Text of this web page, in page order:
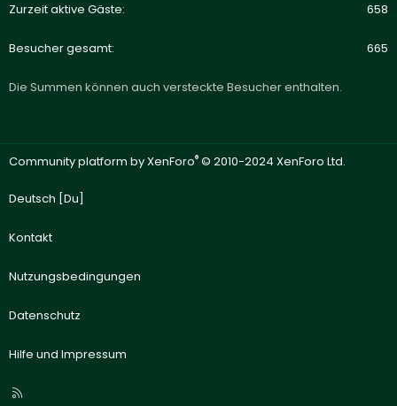
Zurzeit aktive Gäste 658
Besucher gesamt 665
Die Summen können auch versteckte Besucher enthalten.
Community platform by XenForo® © 2010-2024 XenForo Ltd.
Deutsch [Du]
Kontakt
Nutzungsbedingungen
Datenschutz
Hilfe und Impressum
R